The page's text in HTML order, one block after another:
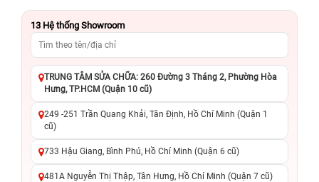
13 Hệ thống Showroom
TRUNG TÂM SỬA CHỮA: 260 Đường 3 Tháng 2, Phường Hòa
Hưng, TP.HCM (Quận 10 cũ)
249 -251 Trần Quang Khải, Tân Định, Hồ Chí Minh (Quận 1
cũ)
733 Hậu Giang, Bình Phú, Hồ Chí Minh (Quận 6 cũ)
481A Nguyễn Thị Thập, Tân Hưng, Hồ Chí Minh (Quận 7 cũ)